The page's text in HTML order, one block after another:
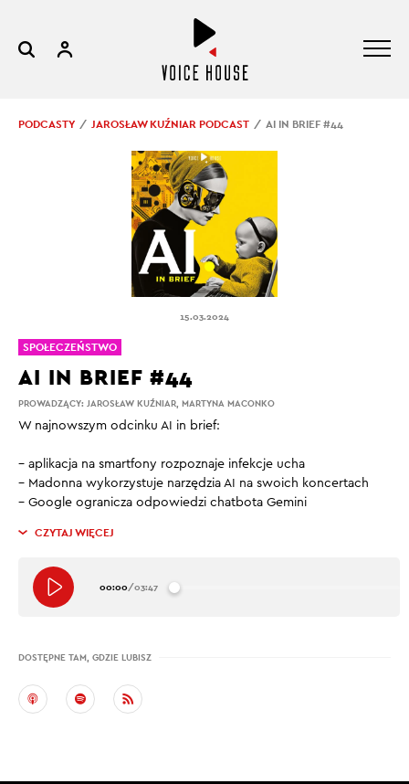
PODCASTY JAROSŁAW KUŹNIAR PODCAST AI IN BRIEF #44
15.03.2024
PROWADZĄCY: JAROSŁAW KUŹNIAR, MARTYNA MACONKO
AI IN BRIEF #44
W najnowszym odcinku AI in brief:
– aplikacja na smartfony rozpoznaje infekcje ucha
– Madonna wykorzystuje narzędzia AI na swoich koncertach
– Google ogranicza odpowiedzi chatbota Gemini
CZYTAJ WIĘCEJ
00:00/03:47
DOSTĘPNE TAM, GDZIE LUBISZ
SPOŁECZEŃSTWO